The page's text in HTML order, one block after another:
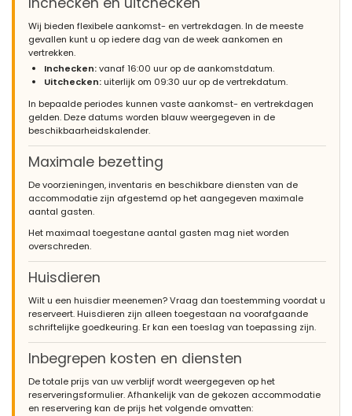
Wij bieden flexibele aankomst- en vertrekdagen. In de meeste
gevallen kunt u op iedere dag van de week aankomen en
vertrekken.
Inchecken:vanaf 16:00 uur op de aankomstdatum.
Uitchecken:uiterlijk om 09:30 uur op de vertrekdatum.
In bepaalde periodes kunnen vaste aankomst- en vertrekdagen
gelden. Deze datums worden blauw weergegeven in de
beschikbaarheidskalender.
Maximale bezetting
De voorzieningen, inventaris en beschikbare diensten van de
accommodatie zijn afgestemd op het aangegeven maximale
aantal gasten.
Het maximaal toegestane aantal gasten mag niet worden
overschreden.
Huisdieren
Wilt u een huisdier meenemen? Vraag dan toestemming voordat u
reserveert. Huisdieren zijn alleen toegestaan na voorafgaande
schriftelijke goedkeuring. Er kan een toeslag van toepassing zijn.
Inbegrepen kosten en diensten
De totale prijs van uw verblijf wordt weergegeven op het
reserveringsformulier. Afhankelijk van de gekozen accommodatie
en reservering kan de prijs het volgende omvatten: